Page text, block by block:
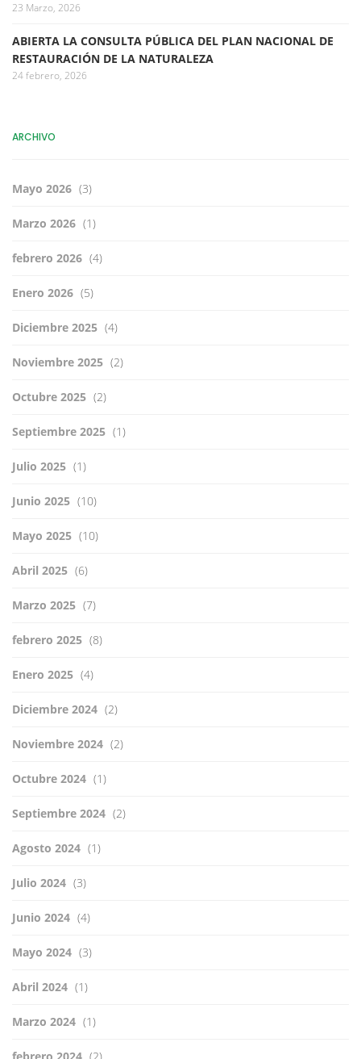
23 Marzo, 2026
ABIERTA LA CONSULTA PÚBLICA DEL PLAN NACIONAL DE
RESTAURACIÓN DE LA NATURALEZA
24 febrero, 2026
ARCHIVO
Mayo 2026 (3)
Marzo 2026 (1)
febrero 2026 (4)
Enero 2026 (5)
Diciembre 2025 (4)
Noviembre 2025 (2)
Octubre 2025 (2)
Septiembre 2025 (1)
Julio 2025 (1)
Junio 2025 (10)
Mayo 2025 (10)
Abril 2025 (6)
Marzo 2025 (7)
febrero 2025 (8)
Enero 2025 (4)
Diciembre 2024 (2)
Noviembre 2024 (2)
Octubre 2024 (1)
Septiembre 2024 (2)
Agosto 2024 (1)
Julio 2024 (3)
Junio 2024 (4)
Mayo 2024 (3)
Abril 2024 (1)
Marzo 2024 (1)